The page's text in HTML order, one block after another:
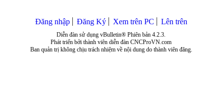
Đăng nhập Đăng Ký Xem trên PC Lên trên
Diễn đàn sử dụng vBulletin® Phiên bản 4.2.3.
Phát triển bởi thành viên diễn đàn CNCProVN.com
Ban quản trị không chịu trách nhiệm về nội dung do thành viên đăng.